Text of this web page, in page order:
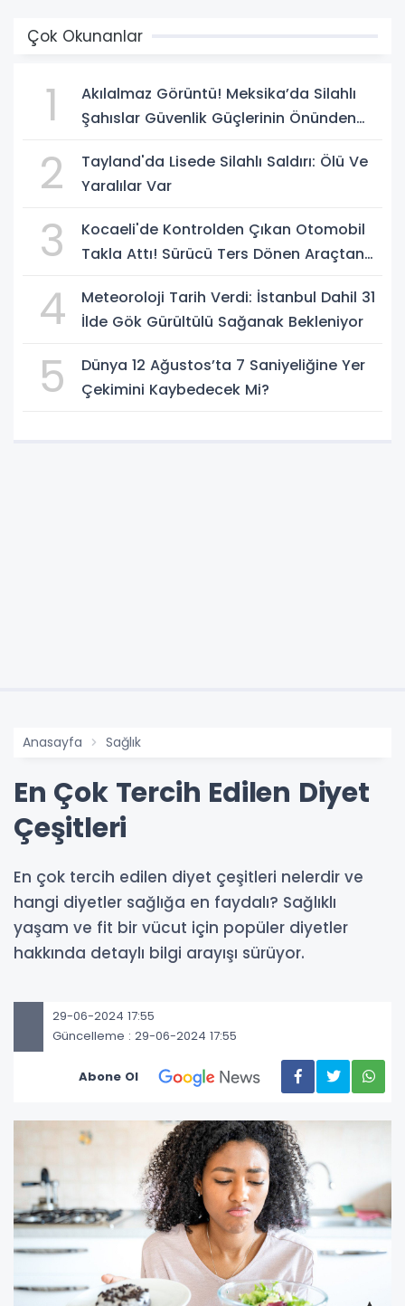
Çok Okunanlar
1
Akılalmaz Görüntü! Meksika’da Silahlı
Şahıslar Güvenlik Güçlerinin Önünden
2
Tayland'da Lisede Silahlı Saldırı: Ölü Ve
Yaralılar Var
3
Kocaeli'de Kontrolden Çıkan Otomobil
Takla Attı! Sürücü Ters Dönen Araçtan
4
Meteoroloji Tarih Verdi: İstanbul Dahil 31
İlde Gök Gürültülü Sağanak Bekleniyor
5
Dünya 12 Ağustos’ta 7 Saniyeliğine Yer
Çekimini Kaybedecek Mi?
Anasayfa Sağlık
En Çok Tercih Edilen Diyet
Çeşitleri
En çok tercih edilen diyet çeşitleri nelerdir ve
hangi diyetler sağlığa en faydalı? Sağlıklı
yaşam ve fit bir vücut için popüler diyetler
hakkında detaylı bilgi arayışı sürüyor.
29-06-2024 17:55
Güncelleme : 29-06-2024 17:55
Abone Ol